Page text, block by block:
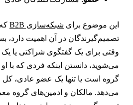
موضوع برایشبکه‌سازی B2B
که
در آن اهمیت دارد،
برای یک گفتگوی شراکتی یا یک
دانستن اینکه فردی که با او
است یا تنها یک عضو عادی، کل
مالکان و ادمین‌های گروه معمولاً